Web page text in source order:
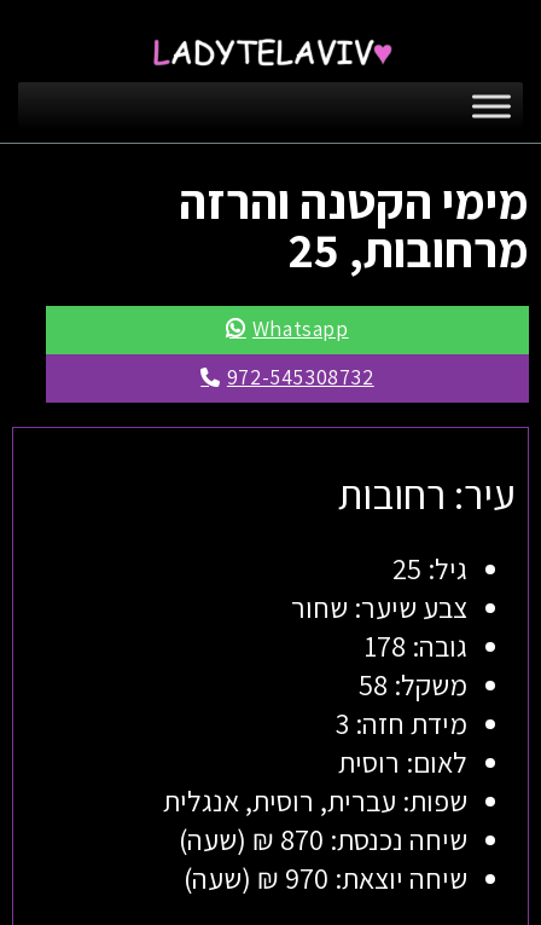
מימי הקטנה והרזה
מרחובות, 25
Whatsapp
972-545308732
עיר: רחובות
גיל: 25
צבע שיער: שחור
גובה: 178
משקל: 58
מידת חזה: 3
לאום: רוסית
שפות: עברית, רוסית, אנגלית
שיחה נכנסת: 870 ₪ (שעה)
שיחה יוצאת: 970 ₪ (שעה)